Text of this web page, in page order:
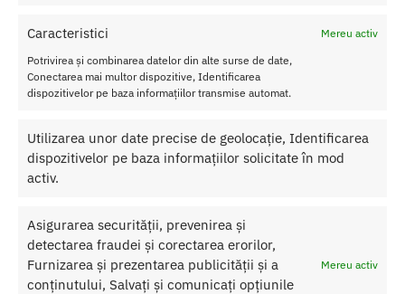
Caracteristici
Mereu activ
Potrivirea și combinarea datelor din alte surse de date,
Conectarea mai multor dispozitive, Identificarea
dispozitivelor pe baza informațiilor transmise automat.
Utilizarea unor date precise de geolocație, Identificarea
dispozitivelor pe baza informațiilor solicitate în mod
activ.
Asigurarea securității, prevenirea și
detectarea fraudei și corectarea erorilor,
Furnizarea și prezentarea publicității și a
conținutului, Salvați și comunicați opțiunile
Mereu activ
SKU: 697309068000
Categorii: COSMETICE SI IGIENA,Baie si relaxare
Produse similare